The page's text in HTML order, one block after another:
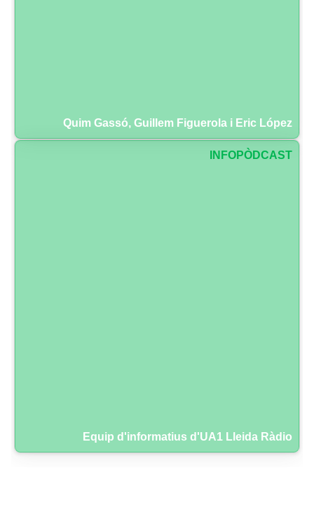
Quim Gassó, Guillem Figuerola i Eric López
INFOPÒDCAST
Equip d'informatius d'UA1 Lleida Ràdio